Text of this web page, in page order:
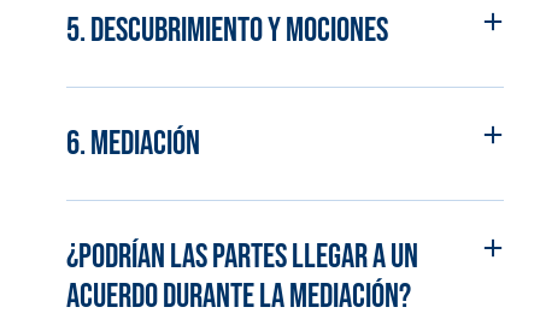
5. Descubrimiento y Mociones
6. Mediación
¿Podrían las partes llegar a un
acuerdo durante la mediación?